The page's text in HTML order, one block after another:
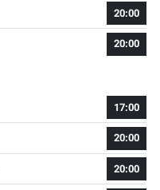
20:00
20:00
17:00
20:00
20:00